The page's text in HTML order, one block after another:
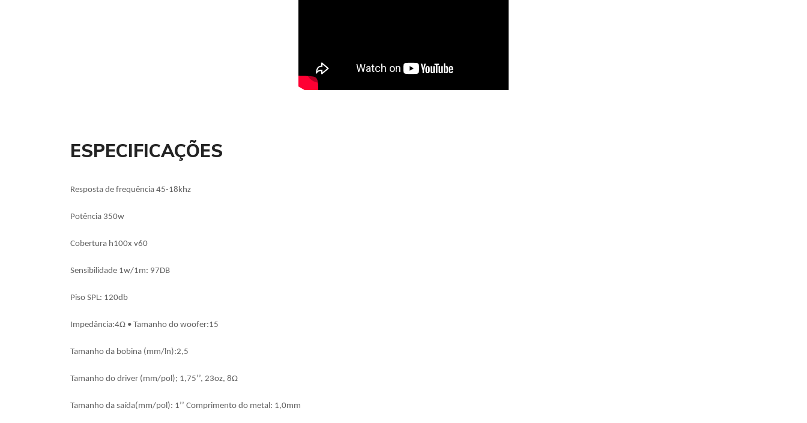
ESPECIFICAÇÕES
Resposta de frequência 45-18khz
Potência 350w
Cobertura h100x v60
Sensibilidade 1w/1m: 97DB
Piso SPL: 120db
Impedância:4Ω • Tamanho do woofer:15
Tamanho da bobina (mm/ln):2,5
Tamanho do driver (mm/pol); 1,75’’, 23oz, 8Ω
Tamanho da saída(mm/pol): 1’’ Comprimento do metal: 1,0mm